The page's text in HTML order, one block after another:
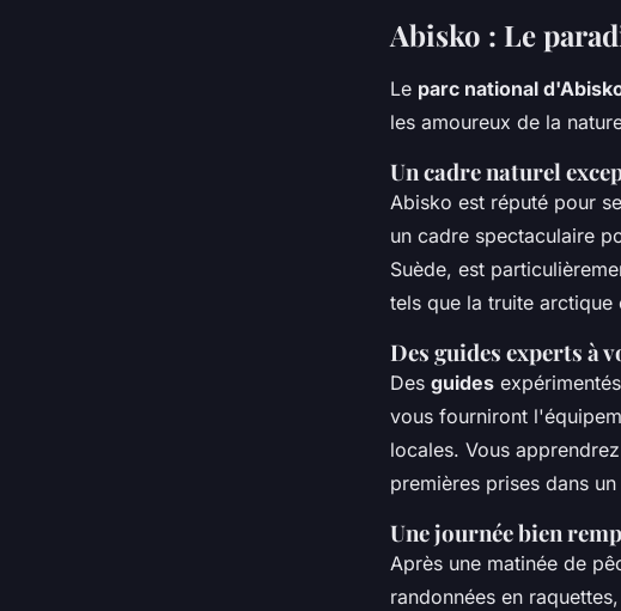
Abisko : Le
Le parc national
les amoureux de la
Un cadre naturel
Abisko est réputé pour
un cadre spectaculaire
Suède, est
tels que la truite
Des guides experts à
Des guides
vous fourniront
locales. Vous
premières prises dans
Une journée bien
Après une matinée de
randonnées en